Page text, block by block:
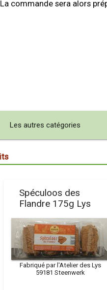
La commande sera alors
Les autres catégories
Spéculoos des
Flandre 175g Lys
Fabriqué par l'Atelier des Lys
59181 Steenwerk